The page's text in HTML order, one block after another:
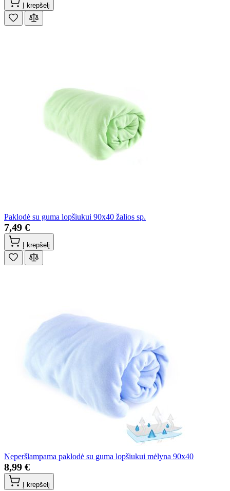
Į krepšelį
Paklodė su guma lopšiukui 90x40 žalios sp.
7,49 €
Į krepšelį
Neperšlampama paklodė su guma lopšiukui mėlyna 90x40
8,99 €
Į krepšelį